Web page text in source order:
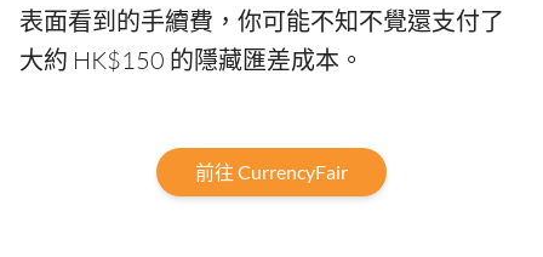
表面看到的手續費，你可能不知不覺還支付了
大約 HK$150 的隱藏匯差成本。
前往 CurrencyFair